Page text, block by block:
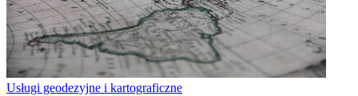
Usługi geodezyjne i kartograficzne